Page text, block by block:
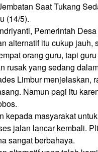
Saat Tukang
(14/5).
Pemerintah
alternatif itu cukup
orang guru, tapi
rusak yang sedang
Limbur menjelaskan,
Namun pagi itu
kepada masyarakat
jalan lancar kembali.
sangat berbahaya.